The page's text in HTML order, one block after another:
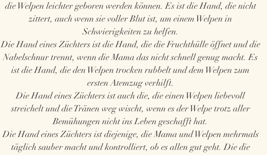
die Welpen leichter geboren werden können. Es ist die Hand, die nicht
zittert, auch wenn sie voller Blut ist, um einem Welpen in
Schwierigkeiten zu helfen.
Die Hand eines Züchters ist die Hand, die die Fruchthülle öffnet und die
Nabelschnur trennt, wenn die Mama das nicht schnell genug macht. Es
ist die Hand, die den Welpen trocken rubbelt und dem Welpen zum
ersten Atemzug verhilft.
Die Hand eines Züchters ist auch die, die einen Welpen liebevoll
streichelt und die Tränen weg wischt, wenn es der Welpe trotz aller
Bemühungen nicht ins Leben geschafft hat.
Die Hand eines Züchters ist diejenige, die Mama und Welpen mehrmals
täglich sauber macht und kontrolliert, ob es allen gut geht. Die die